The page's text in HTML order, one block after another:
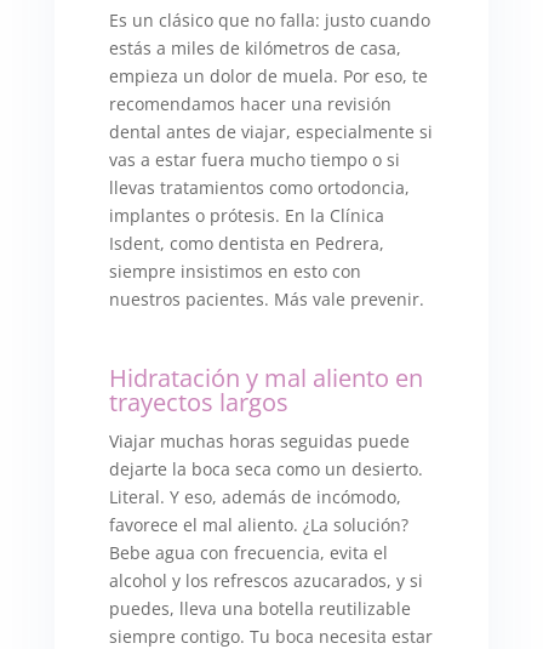
Es un clásico que no falla: justo cuando
estás a miles de kilómetros de casa,
empieza un dolor de muela. Por eso, te
recomendamos hacer una revisión
dental antes de viajar, especialmente si
vas a estar fuera mucho tiempo o si
llevas tratamientos como ortodoncia,
implantes o prótesis. En la Clínica
Isdent, como dentista en Pedrera,
siempre insistimos en esto con
nuestros pacientes. Más vale prevenir.
Hidratación y mal aliento en
trayectos largos
Viajar muchas horas seguidas puede
dejarte la boca seca como un desierto.
Literal. Y eso, además de incómodo,
favorece el mal aliento. ¿La solución?
Bebe agua con frecuencia, evita el
alcohol y los refrescos azucarados, y si
puedes, lleva una botella reutilizable
siempre contigo. Tu boca necesita estar